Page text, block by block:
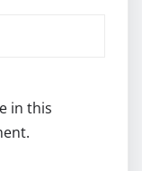
in this